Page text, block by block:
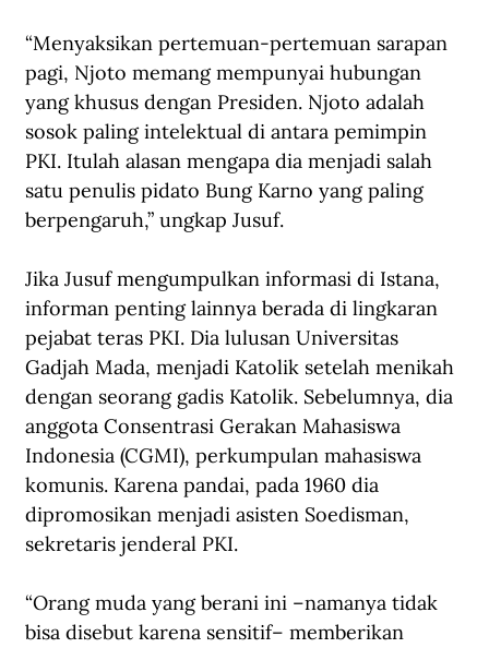
“Menyaksikan pertemuan-pertemuan sarapan
pagi, Njoto memang mempunyai hubungan
yang khusus dengan Presiden. Njoto adalah
sosok paling intelektual di antara pemimpin
PKI. Itulah alasan mengapa dia menjadi salah
satu penulis pidato Bung Karno yang paling
berpengaruh,” ungkap Jusuf.
Jika Jusuf mengumpulkan informasi di Istana,
informan penting lainnya berada di lingkaran
pejabat teras PKI. Dia lulusan Universitas
Gadjah Mada, menjadi Katolik setelah menikah
dengan seorang gadis Katolik. Sebelumnya, dia
anggota Consentrasi Gerakan Mahasiswa
Indonesia (CGMI), perkumpulan mahasiswa
komunis. Karena pandai, pada 1960 dia
dipromosikan menjadi asisten Soedisman,
sekretaris jenderal PKI.
“Orang muda yang berani ini –namanya tidak
bisa disebut karena sensitif– memberikan